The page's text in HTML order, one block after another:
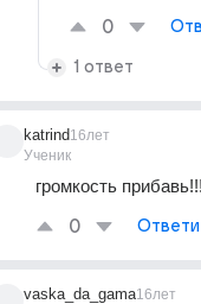
0
1 ответ
katrind
Ученик
16лет
громкость
0
vaska_da_gama16лет